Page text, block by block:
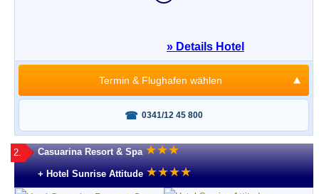
» Details Hotel
0341/12 45 800
Termin & Flughafen wählen
2. Casuarina Resort & Spa ★★★
+ Hotel Sunrise Attitude ★★★★